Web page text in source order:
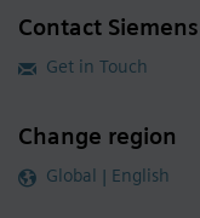
Contact Siemens
Get in Touch
Change region
Global | English